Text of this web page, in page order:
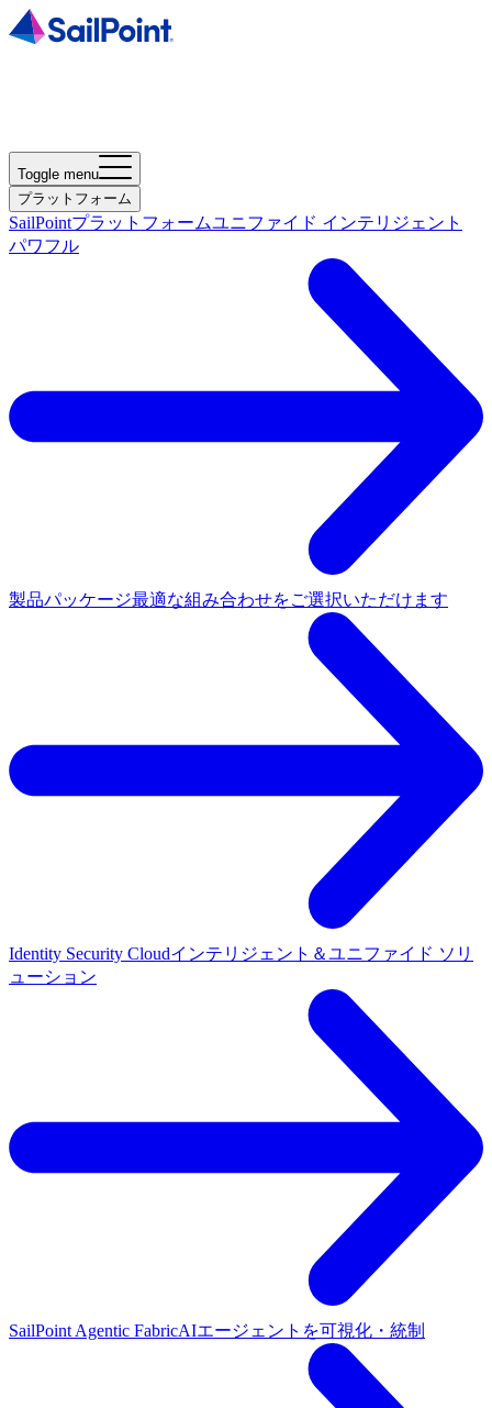
Toggle menu
プラットフォーム
SailPointプラットフォームユニファイド インテリジェント
パワフル
製品パッケージ最適な組み合わせをご選択いただけます
Identity Security Cloudインテリジェント＆ユニファイド ソリ
ューション
SailPoint Agentic FabricAIエージェントを可視化・統制